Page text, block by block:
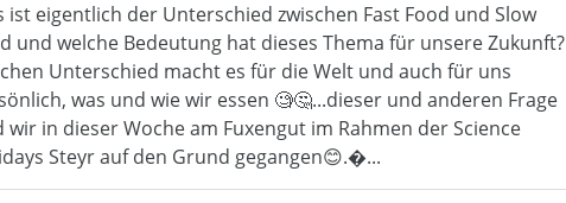
ist eigentlich der Unterschied zwischen Fast Food und Slow
und welche Bedeutung hat dieses Thema für unsere Zukunft?
Unterschied macht es für die Welt und auch für uns
was und wie wir essen 🧐🤔...dieser und anderen Frage
wir in dieser Woche am Fuxengut im Rahmen der Science
Steyr auf den Grund gegangen😊.�...